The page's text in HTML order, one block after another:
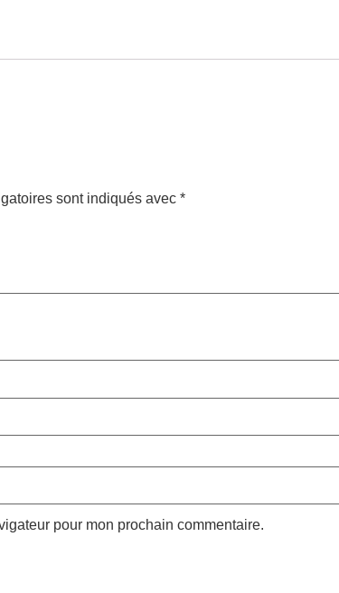
sont indiqués avec *
pour mon prochain commentaire.